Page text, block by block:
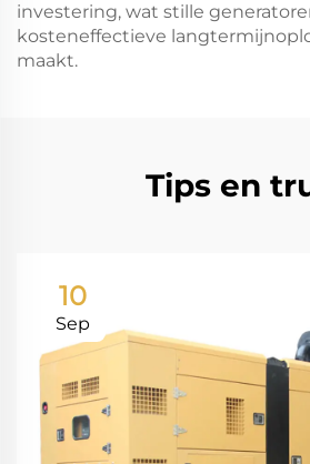
investering, wat stille
kosteneffectieve
maakt.
Tips en
10
Sep